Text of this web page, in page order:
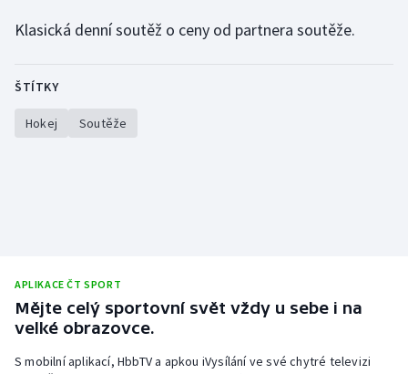
Klasická denní soutěž o ceny od partnera soutěže.
ŠTÍTKY
Hokej Soutěže
APLIKACE ČT SPORT
Mějte celý sportovní svět vždy u sebe i na
velké obrazovce.
S mobilní aplikací, HbbTV a apkou iVysílání ve své chytré televizi